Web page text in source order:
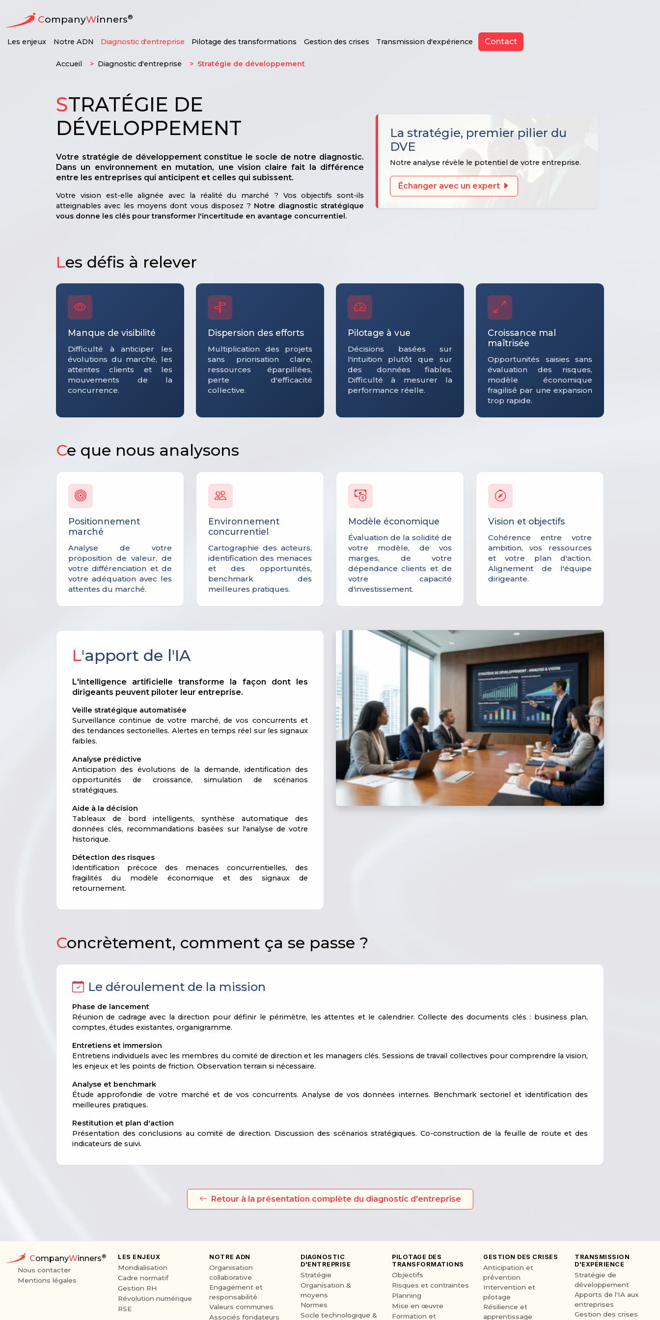
CompanyWinners®
Les enjeux Notre ADN Diagnostic d'entreprise Pilotage des transformations Gestion des crises Transmission d'expérience Contact
Accueil Diagnostic d'entreprise Stratégie de développement
STRATÉGIE DE
DÉVELOPPEMENT
Votre stratégie de développement constitue le socle de notre diagnostic.
Dans un environnement en mutation, une vision claire fait la différence
entre les entreprises qui anticipent et celles qui subissent.
Votre vision est-elle alignée avec la réalité du marché ? Vos objectifs sont-ils
atteignables avec les moyens dont vous disposez ? Notre diagnostic stratégique
vous donne les clés pour transformer l'incertitude en avantage concurrentiel.
La stratégie, premier pilier du
DVE
Notre analyse révèle le potentiel de votre entreprise.
Échanger avec un expert
Les défis à relever
Manque de visibilité
Difficulté à anticiper les
évolutions du marché, les
attentes clients et les
mouvements de la
concurrence.
Dispersion des efforts
Multiplication des projets
sans priorisation claire,
ressources éparpillées,
perte d'efficacité
collective.
Pilotage à vue
Décisions basées sur
l'intuition plutôt que sur
des données fiables.
Difficulté à mesurer la
performance réelle.
Croissance mal
maîtrisée
Opportunités saisies sans
évaluation des risques,
modèle économique
fragilisé par une expansion
trop rapide.
Ce que nous analysons
Positionnement
marché
Analyse de votre
proposition de valeur, de
votre différenciation et de
votre adéquation avec les
attentes du marché.
Environnement
concurrentiel
Cartographie des acteurs,
identification des menaces
et des opportunités,
benchmark des
meilleures pratiques.
Modèle économique
Évaluation de la solidité de
votre modèle, de vos
marges, de votre
dépendance clients et de
votre capacité
d'investissement.
Vision et objectifs
Cohérence entre votre
ambition, vos ressources
et votre plan d'action.
Alignement de l'équipe
dirigeante.
L'apport de l'IA
L'intelligence artificielle transforme la façon dont les
dirigeants peuvent piloter leur entreprise.
Veille stratégique automatisée
Surveillance continue de votre marché, de vos concurrents et
des tendances sectorielles. Alertes en temps réel sur les signaux
faibles.
Analyse prédictive
Anticipation des évolutions de la demande, identification des
opportunités de croissance, simulation de scénarios
stratégiques.
Aide à la décision
Tableaux de bord intelligents, synthèse automatique des
données clés, recommandations basées sur l'analyse de votre
historique.
Détection des risques
Identification précoce des menaces concurrentielles, des
fragilités du modèle économique et des signaux de
retournement.
Concrètement, comment ça se passe ?
Le déroulement de la mission
Phase de lancement
Réunion de cadrage avec la direction pour définir le périmètre, les attentes et le calendrier. Collecte des documents clés : business plan,
comptes, études existantes, organigramme.
Entretiens et immersion
Entretiens individuels avec les membres du comité de direction et les managers clés. Sessions de travail collectives pour comprendre la vision,
les enjeux et les points de friction. Observation terrain si nécessaire.
Analyse et benchmark
Étude approfondie de votre marché et de vos concurrents. Analyse de vos données internes. Benchmark sectoriel et identification des
meilleures pratiques.
Restitution et plan d'action
Présentation des conclusions au comité de direction. Discussion des scénarios stratégiques. Co-construction de la feuille de route et des
indicateurs de suivi.
Retour à la présentation complète du diagnostic d'entreprise
CompanyWinners®
Nous contacter
Mentions légales
LES ENJEUX
Mondialisation
Cadre normatif
Gestion RH
Révolution numérique
RSE
NOTRE ADN
Organisation
collaborative
Engagement et
responsabilité
Valeurs communes
Associés fondateurs
DIAGNOSTIC
D'ENTREPRISE
Stratégie
Organisation &
moyens
Normes
Socle technologique &
PILOTAGE DES
TRANSFORMATIONS
Objectifs
Risques et contraintes
Planning
Mise en œuvre
Formation et
GESTION DES CRISES
Anticipation et
prévention
Intervention et
pilotage
Résilience et
apprentissage
TRANSMISSION
D'EXPÉRIENCE
Stratégie de
développement
Apports de l'IA aux
entreprises
Gestion des crises